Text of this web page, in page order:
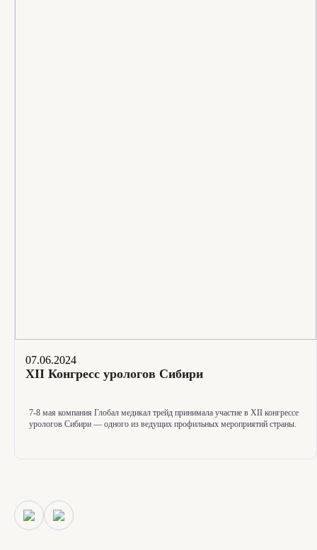
07.06.2024
XII Конгресс урологов Сибири
7-8 мая компания Глобал медикал трейд принимала участие в XII конгрессе
урологов Сибири — одного из ведущих профильных мероприятий страны.